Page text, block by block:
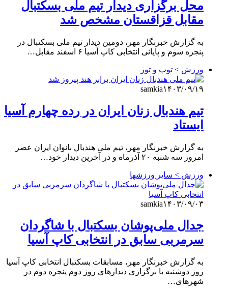
محل برگزاری دیدار تیم ملی بسکتبال
مقابل قزاقستان مشخص شد
به گزارش خبرنگار مهر، دومین دیدار تیم ملی بسکتبال در
پنجره سوم و پایانی انتخابی کاپ آسیا ۶ اسفند مقابل…
ورزش > توپ و تور
samkia۱۴۰۳/۰۹/۱۹
تیم هندبال زنان ایران در رده چهارم آسیا
ایستاد
به گزارش خبرنگار مهر، تیم ملی هندبال بانوان ایران عصر
امروز سه شنبه ۲۰ آذرماه و در آخرین دیدار خود…
ورزش > سایر ورزشها
samkia۱۴۰۳/۰۹/۰۳
جدال ملی‌پوشان بسکتبال با شاگردان
سرمربی سابق در انتخابی کاپ آسیا
به گزارش خبرنگار مهر، مسابقات بسکتبال انتخابی کاپ آسیا
روز دوشنبه با برگزاری دیدارهای روز دوم پنجره دوم در
شهرهای…